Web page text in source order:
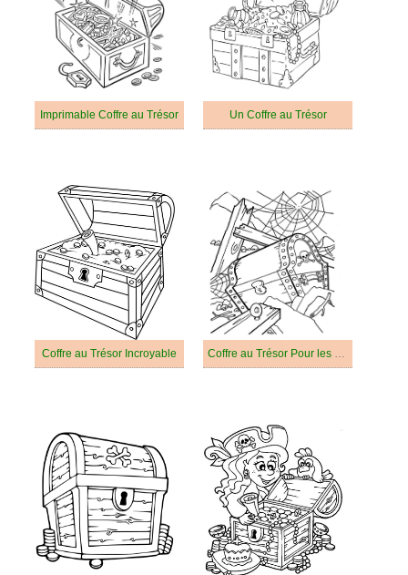
Imprimable Coffre au Trésor Un Coffre au Trésor
Coffre au Trésor Incroyable Coffre au Trésor Pour les Enfants de 1 An